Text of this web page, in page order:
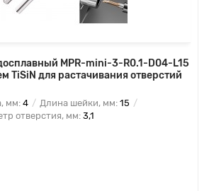
MPR-mini-3-R0.1-D04-L15
TiSiN для растачивания отверстий
мм: 4 Длина шейки, мм: 15
отверстия, мм: 3,1